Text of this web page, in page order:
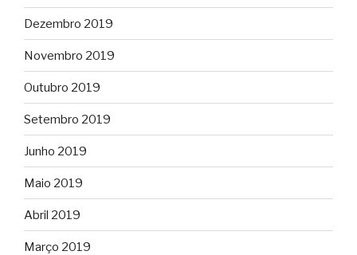
Dezembro 2019
Novembro 2019
Outubro 2019
Setembro 2019
Junho 2019
Maio 2019
Abril 2019
Março 2019